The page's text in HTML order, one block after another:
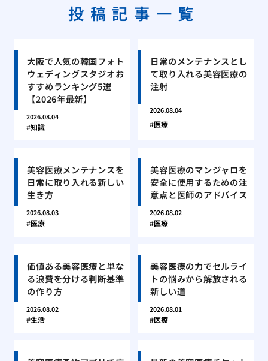
投稿記事一覧
大阪で人気の韓国フォト
ウェディングスタジオお
すすめランキング5選
【2026年最新】
2026.08.04
知識
日常のメンテナンスとし
て取り入れる美容医療の
注射
2026.08.04
医療
美容医療メンテナンスを
日常に取り入れる新しい
生き方
2026.08.03
医療
美容医療のマンジャロを
安全に使用するための注
意点と医師のアドバイス
2026.08.02
医療
価値ある美容医療と単な
る浪費を分ける判断基準
の作り方
2026.08.02
生活
美容医療の力でセルライ
トの悩みから解放される
新しい道
2026.08.01
医療